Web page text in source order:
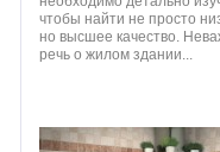
чтобы найти не просто
но высшее качество.
речь о жилом здании...